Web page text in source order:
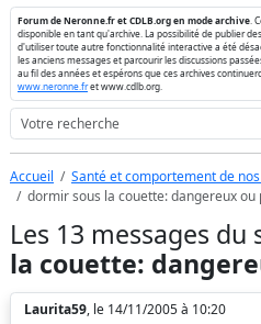
Forum de Neronne.fr et CDLB.org en mode archive .
disponible en tant qu'archive. La possibilité de publier
d'utiliser toute autre fonctionnalité interactive a été
les anciens messages et parcourir les discussions
au fil des années et espérons que ces archives
www.neronne.fret www.cdlb.org.
Accueil
Santé et comportement de
dormir sous la couette: dangereux ou
Les 13 messages du
la couette:
Laurita59, le 14/11/2005 à 10:20